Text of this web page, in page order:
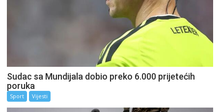
Sudac sa Mundijala dobio preko 6.000 prijetećih
poruka
Sport Vijesti